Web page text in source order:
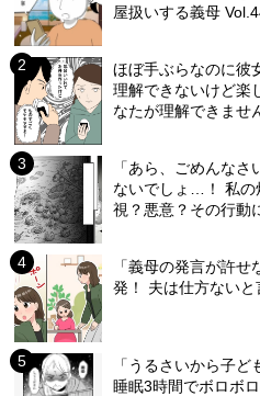
屋扱いする義母
ほぼ手ぶらなのに彼
理解できないけど楽
なたが理解できませ
「あら、ごめんな
ないでしょ…！ 私
視？悪意？その行動
「義母の発言が許
発！ 夫は仕方ない
「うるさいから子
睡眠3時間でボロボ